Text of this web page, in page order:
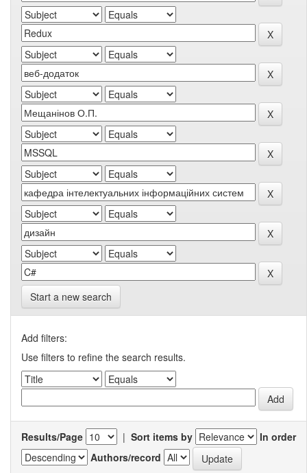
Start a new search
Add filters:
Use filters to refine the search results.
Results/Page | Sort items by
In order
Authors/record